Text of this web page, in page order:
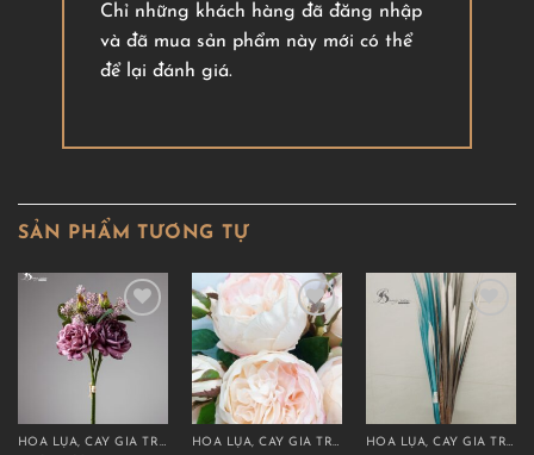
Chỉ những khách hàng đã đăng nhập
và đã mua sản phẩm này mới có thể
để lại đánh giá.
SẢN PHẨM TƯƠNG TỰ
HOA LỤA, CÂY GIẢ TRANG TRÍ CAO CẤP HOA LỤA, CÂY GIẢ TRANG TRÍ CAO CẤP HOA LỤA, CÂY GIẢ TRANG TRÍ CAO CẤP